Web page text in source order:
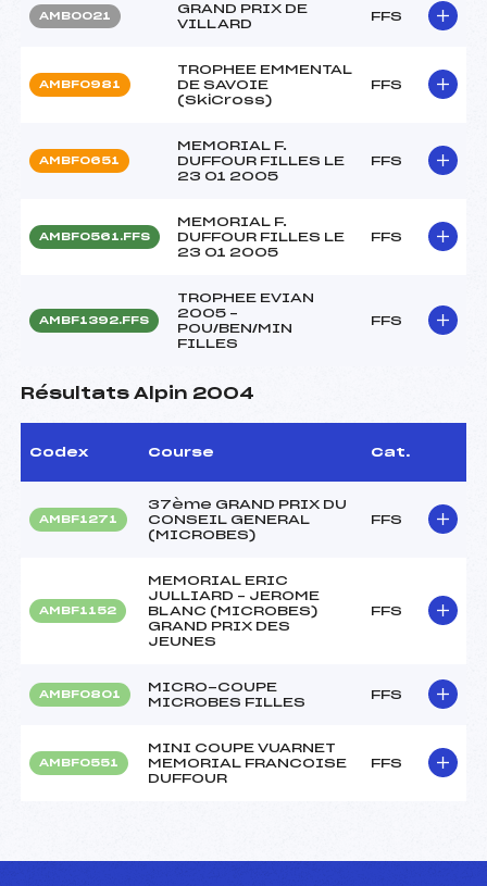
AMB0021
GRAND PRIX DE
VILLARD
FFS
AMBF0981
TROPHEE EMMENTAL
DE SAVOIE
(SkiCross)
FFS
AMBF0651
MEMORIAL F.
DUFFOUR FILLES LE
23 01 2005
FFS
AMBF0561.FFS
MEMORIAL F.
DUFFOUR FILLES LE
23 01 2005
FFS
AMBF1392.FFS
TROPHEE EVIAN
2005 –
POU/BEN/MIN
FILLES
FFS
Résultats Alpin 2004
Codex Course Cat.
AMBF1271
37ème GRAND PRIX DU
CONSEIL GENERAL
(MICROBES)
FFS
AMBF1152
MEMORIAL ERIC
JULLIARD – JEROME
BLANC (MICROBES)
GRAND PRIX DES
JEUNES
FFS
AMBF0801
MICRO-COUPE
MICROBES FILLES
FFS
AMBF0551
MINI COUPE VUARNET
MEMORIAL FRANCOISE
DUFFOUR
FFS